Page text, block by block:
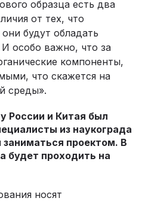
образца есть два
от тех, что
будут обладать
особо важно, что за
компоненты,
что скажется на
среды».
России и Китая был
из наукограда
проектом. В
будет проходить на
носят